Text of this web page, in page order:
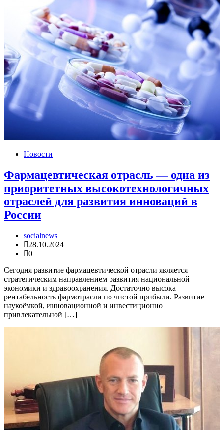
Новости
Фармацевтическая отрасль — одна из
приоритетных высокотехнологичных
отраслей для развития инноваций в
России
socialnews
28.10.2024
0
Сегодня развитие фармацевтической отрасли является
стратегическим направлением развития национальной
экономики и здравоохранения. Достаточно высока
рентабельность фармотрасли по чистой прибыли. Развитие
наукоёмкой, инновационной и инвестиционно
привлекательной […]